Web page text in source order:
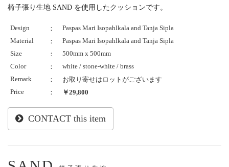
椅子張り生地 SAND を使用したクッションです。
Design ：
Paspas Mari Isopahlkala and Tanja Sipla
Material
：
Paspas Mari Isopahlkala and Tanja Sipla
Size
：
500mm x 500mm
Color
：
white / stone-white / brass
Remark
：
お取り寄せはロットがございます
Price
： ￥29,800
CONTACT this item